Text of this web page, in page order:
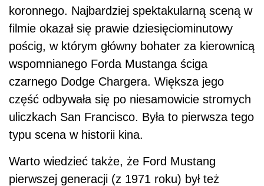
koronnego. Najbardziej spektakularną sceną w
filmie okazał się prawie dziesięciominutowy
pościg, w którym główny bohater za kierownicą
wspomnianego Forda Mustanga ściga
czarnego Dodge Chargera. Większa jego
część odbywała się po niesamowicie stromych
uliczkach San Francisco. Była to pierwsza tego
typu scena w historii kina.
Warto wiedzieć także, że Ford Mustang
pierwszej generacji (z 1971 roku) był też